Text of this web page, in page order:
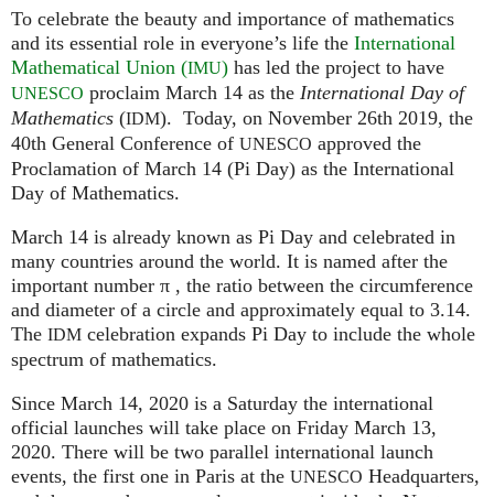
To celebrate the beauty and importance of mathematics
and its essential role in everyone’s life the International
Mathematical Union (IMU) has led the project to have
UNESCO proclaim March 14 as the International Day of
Mathematics (IDM). Today, on November 26th 2019, the
40th General Conference of UNESCO approved the
Proclamation of March 14 (Pi Day) as the International
Day of Mathematics.
March 14 is already known as Pi Day and celebrated in
many countries around the world. It is named after the
important number π , the ratio between the circumference
and diameter of a circle and approximately equal to 3.14.
The IDM celebration expands Pi Day to include the whole
spectrum of mathematics.
Since March 14, 2020 is a Saturday the international
official launches will take place on Friday March 13,
2020. There will be two parallel international launch
events, the first one in Paris at the UNESCO Headquarters,